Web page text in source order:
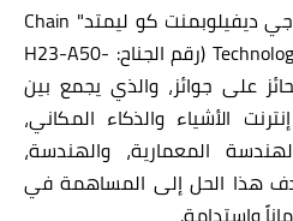
ديفيلوبمنت كو ليمتد" Chain
(رقم الجناح: H23-A50-
على جوائز، والذي يجمع بين
الأشياء والذكاء المكاني،
المعمارية، والهندسة،
هذا الحل إلى المساهمة في